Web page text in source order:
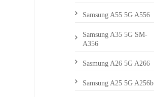
Samsung A55 5G A556
Samsung A35 5G SM-
A356
Sasmung A26 5G A266
Samsung A25 5G A256b